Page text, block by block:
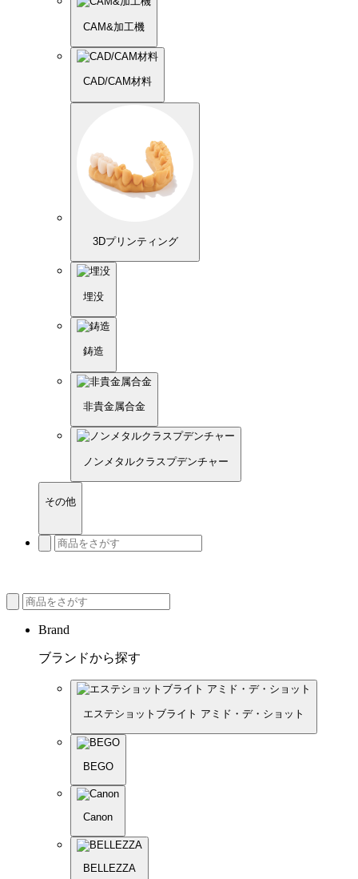
CAM&加工機
CAD/CAM材料
3Dプリンティング
埋没
鋳造
非貴金属合金
ノンメタルクラスプデンチャー
その他
Brand
ブランドから探す
エステショットブライト アミド・デ・ショット
BEGO
Canon
BELLEZZA